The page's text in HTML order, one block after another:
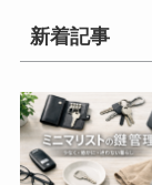
新着記事